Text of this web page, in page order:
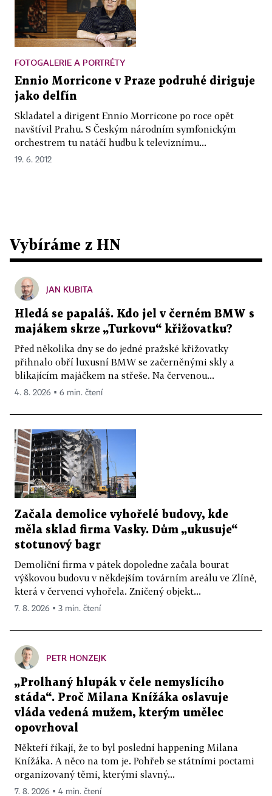
FOTOGALERIE A PORTRÉTY
Ennio Morricone v Praze podruhé diriguje
jako delfín
Skladatel a dirigent Ennio Morricone po roce opět
navštívil Prahu. S Českým národním symfonickým
orchestrem tu natáčí hudbu k televiznímu...
19. 6. 2012
Vybíráme z HN
JAN KUBITA
Hledá se papaláš. Kdo jel v černém BMW s
majákem skrze „Turkovu“ křižovatku?
Před několika dny se do jedné pražské křižovatky
přihnalo obří luxusní BMW se začerněnými skly a
blikajícím majáčkem na střeše. Na červenou...
4. 8. 2026 ▪ 6 min. čtení
Začala demolice vyhořelé budovy, kde
měla sklad firma Vasky. Dům „ukusuje“
stotunový bagr
Demoliční firma v pátek dopoledne začala bourat
výškovou budovu v někdejším továrním areálu ve Zlíně,
která v červenci vyhořela. Zničený objekt...
7. 8. 2026 ▪ 3 min. čtení
PETR HONZEJK
„Prolhaný hlupák v čele nemyslícího
stáda“. Proč Milana Knížáka oslavuje
vláda vedená mužem, kterým umělec
opovrhoval
Někteří říkají, že to byl poslední happening Milana
Knížáka. A něco na tom je. Pohřeb se státními poctami
organizovaný těmi, kterými slavný...
7. 8. 2026 ▪ 4 min. čtení